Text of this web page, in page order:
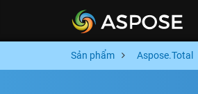
Sản phẩm Aspose.Total